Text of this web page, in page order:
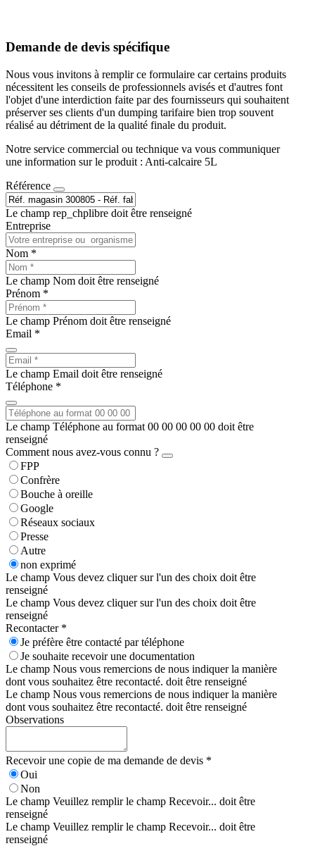
Demande de devis spécifique
Nous vous invitons à remplir ce formulaire car certains produits
nécessitent les conseils de professionnels avisés et d'autres font
l'objet d'une interdiction faite par des fournisseurs qui souhaitent
préserver ses clients d'un dumping tarifaire bien trop souvent
réalisé au détriment de la qualité finale du produit.
Notre service commercial ou technique va vous communiquer
une information sur le produit : Anti-calcaire 5L
Référence
Le champ rep_chplibre doit être renseigné
Entreprise
Nom *
Le champ Nom doit être renseigné
Prénom *
Le champ Prénom doit être renseigné
Email *
Le champ Email doit être renseigné
Téléphone *
Le champ Téléphone au format 00 00 00 00 00 doit être
renseigné
Comment nous avez-vous connu ?
FPP
Confrère
Bouche à oreille
Google
Réseaux sociaux
Presse
Autre
non exprimé
Le champ Vous devez cliquer sur l'un des choix doit être
renseigné
Le champ Vous devez cliquer sur l'un des choix doit être
renseigné
Recontacter *
Je préfère être contacté par téléphone
Je souhaite recevoir une documentation
Le champ Nous vous remercions de nous indiquer la manière
dont vous souhaitez être recontacté. doit être renseigné
Le champ Nous vous remercions de nous indiquer la manière
dont vous souhaitez être recontacté. doit être renseigné
Observations
Recevoir une copie de ma demande de devis *
Oui
Non
Le champ Veuillez remplir le champ Recevoir... doit être
renseigné
Le champ Veuillez remplir le champ Recevoir... doit être
renseigné